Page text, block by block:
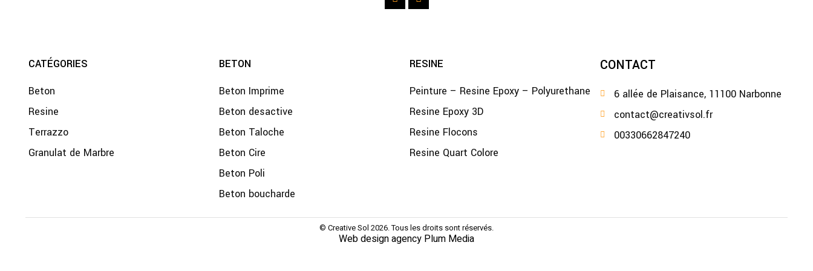
CATÉGORIES
Beton
Resine
Terrazzo
Granulat de Marbre
BETON
Beton Imprime
Beton desactive
Beton Taloche
Beton Cire
Beton Poli
Beton boucharde
RESINE
Peinture – Resine Epoxy – Polyurethane
Resine Epoxy 3D
Resine Flocons
Resine Quart Colore
CONTACT
6 allée de Plaisance, 11100 Narbonne
contact@creativsol.fr
00330662847240
© Creative Sol 2026. Tous les droits sont réservés.
Web design agency Plum Media